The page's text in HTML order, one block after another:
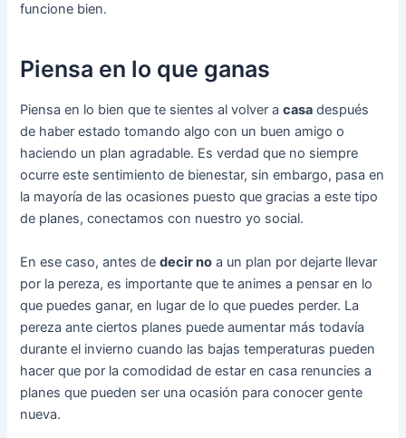
funcione bien.
Piensa en lo que ganas
Piensa en lo bien que te sientes al volver acasa después
de haber estado tomando algo con un buen amigo o
haciendo un plan agradable. Es verdad que no siempre
ocurre este sentimiento de bienestar, sin embargo, pasa en
la mayoría de las ocasiones puesto que gracias a este tipo
de planes, conectamos con nuestro yo social.
En ese caso, antes dedecir no a un plan por dejarte llevar
por la pereza, es importante que te animes a pensar en lo
que puedes ganar, en lugar de lo que puedes perder. La
pereza ante ciertos planes puede aumentar más todavía
durante el invierno cuando las bajas temperaturas pueden
hacer que por la comodidad de estar en casa renuncies a
planes que pueden ser una ocasión para conocer gente
nueva.